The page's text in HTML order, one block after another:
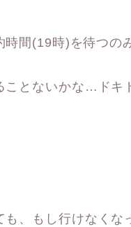
時間(19時)を待つ
ことないかな…ドキ
も、もし行けなくな